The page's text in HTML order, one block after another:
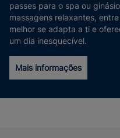
passes para o spa ou
massagens relaxantes,
melhor se adapta a ti e
um dia inesquecível.
Mais informações